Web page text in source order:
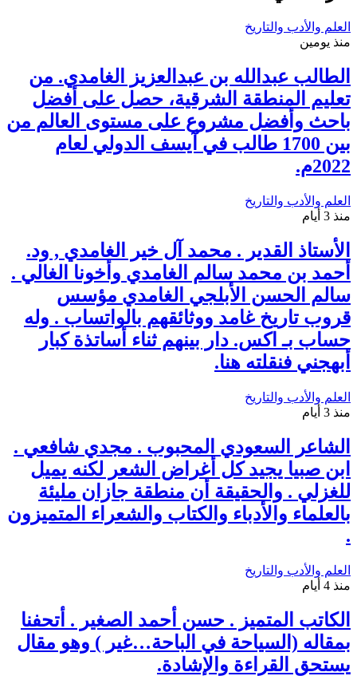
العلم والأدب والتاريخ
منذ يومين
الطالب عبدالله بن عبدالعزيز الغامدي. من
تعليم المنطقة الشرقية، حصل على أفضل
باحث وأفضل مشروع على مستوى العالم من
بين 1700 طالب في آيسف الدولي لعام
2022م.
العلم والأدب والتاريخ
منذ 3 أيام
الأستاذ القدير . محمد آل خير الغامدي , ود.
أحمد بن محمد سالم الغامدي وأخونا الغالي .
سالم الحسن الأبلجي الغامدي مؤسس
قروب تاريخ غامد ووثائقهم بالواتساب . وله
حساب بـ اكس. دار بينهم ثناء أساتذة كبار
أبهجني فنقلته هنا.
العلم والأدب والتاريخ
منذ 3 أيام
الشاعر السعودي المحبوب . مجدي شافعي .
ابن صبيا يجيد كل أغراض الشعر لكنه يميل
للغزلي . والحقيقة أن منطقة جازان مليئة
بالعلماء والأدباء والكتاب والشعراء المتميزون
.
العلم والأدب والتاريخ
منذ 4 أيام
الكاتب المتميز . حسن أحمد الصغير . أتحفنا
بمقاله (السياحة في الباحة…غير ) وهو مقال
يستحق القراءة والإشادة.